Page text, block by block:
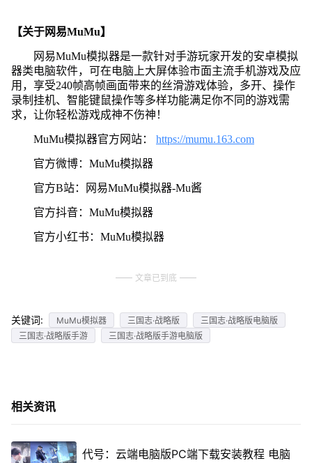
【关于网易MuMu】
网易MuMu模拟器是一款针对手游玩家开发的安卓模拟
器类电脑软件，可在电脑上大屏体验市面主流手机游戏及应
用，享受240帧高帧画面带来的丝滑游戏体验，多开、操作
录制挂机、智能键鼠操作等多样功能满足你不同的游戏需
求，让你轻松游戏成神不伤神！
MuMu模拟器官方网站： https://mumu.163.com
官方微博：MuMu模拟器
官方B站：网易MuMu模拟器-Mu酱
官方抖音：MuMu模拟器
官方小红书：MuMu模拟器
文章已到底
关键词: MuMu模拟器 三国志·战略版
三国志·战略版电脑版
三国志·战略版手游
三国志·战略版手游电脑版
相关资讯
代号：云端电脑版PC端下载安装教程 电脑